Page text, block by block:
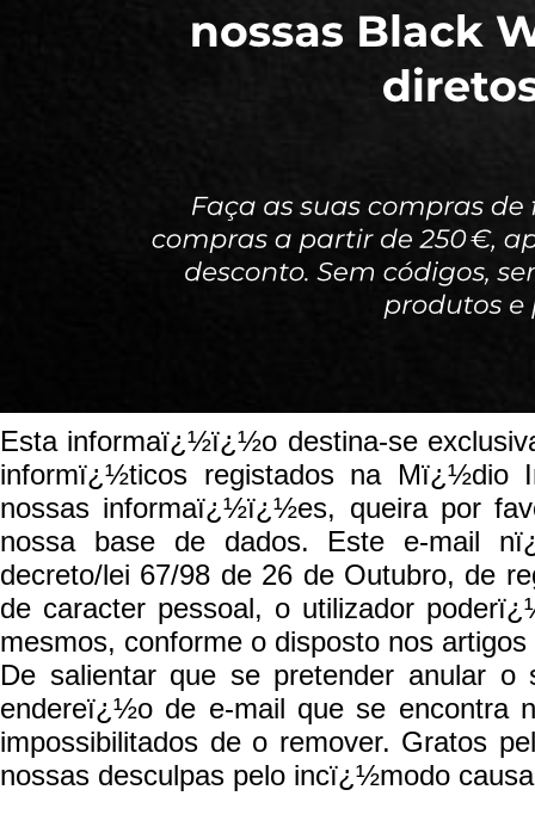
Esta informaï¿½ï¿½o destina-se
informï¿½ticos registados na
nossas informaï¿½ï¿½es, queira por
nossa base de dados. Este e-mail
decreto/lei 67/98 de 26 de Outubro, de
de caracter pessoal, o utilizador
mesmos, conforme o disposto nos
De salientar que se pretender anular
endereï¿½o de e-mail que se encontra
impossibilitados de o remover. Gratos
nossas desculpas pelo incï¿½modo